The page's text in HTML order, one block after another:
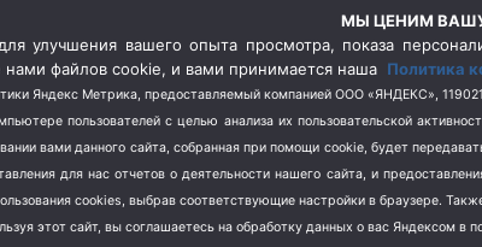
(76)
Цены (2)
Школа и спорт (2)
Экология (8)
МЫ ЦЕНИМ
улучшения вашего опыта просмотра, показа
нами файлов cookie, и вами принимается наша Политика
Яндекс Метрика, предоставляемый компанией ООО «ЯНДЕКС»,
пользователей с целью анализа их пользовательской
вами данного сайта, собранная при помощи cookie, будет
для нас отчетов о деятельности нашего сайта, и
cookies, выбрав соответствующие настройки в браузере.
этот сайт, вы соглашаетесь на обработку данных о вас Яндексом в